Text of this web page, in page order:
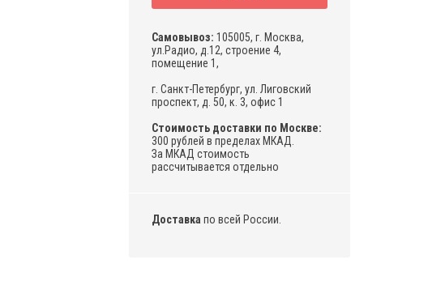
Самовывоз: 105005, г. Москва,
ул.Радио, д.12, строение 4,
помещение 1,
г. Санкт-Петербург, ул. Лиговский
проспект, д. 50, к. 3, офис 1
Стоимость доставки по Москве:
300 рублей в пределах МКАД.
За МКАД стоимость
рассчитывается отдельно
Доставка по всей России.